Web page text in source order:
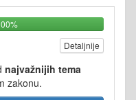
Detaljnije
najvažnijih tema
zakonu.